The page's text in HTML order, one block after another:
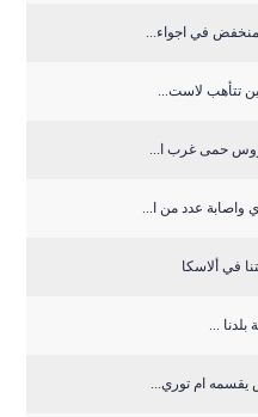
منخفض في اجواء...
تتأهب لاست...
عدد من ا...
...
يقسمه ام توري...